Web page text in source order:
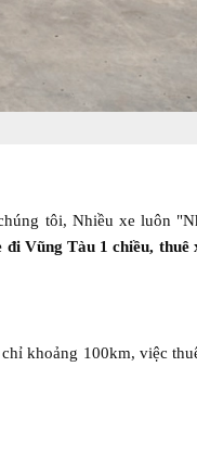
tôi, Nhiều xe luôn
Vũng Tàu 1 chiều, thuê
khoảng 100km, việc